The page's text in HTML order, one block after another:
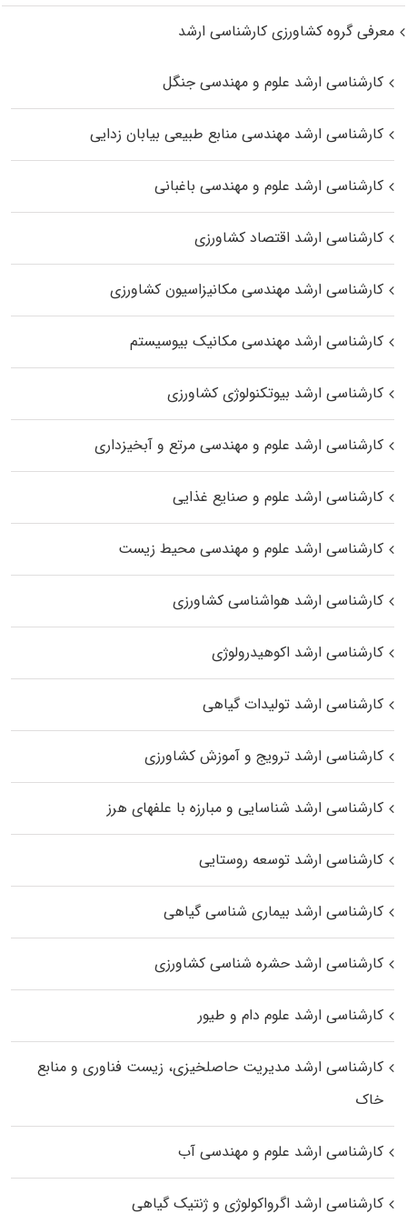
معرفی گروه کشاورزی کارشناسی ارشد
کارشناسی ارشد علوم و مهندسی جنگل
کارشناسی ارشد مهندسی منابع طبیعی بیابان زدایی
کارشناسی ارشد علوم و مهندسی باغبانی
کارشناسی ارشد اقتصاد کشاورزی
کارشناسی ارشد مهندسی مکانیزاسیون کشاورزی
کارشناسی ارشد مهندسی مکانیک بیوسیستم
کارشناسی ارشد بیوتکنولوژی کشاورزی
کارشناسی ارشد علوم و مهندسی مرتع و آبخیزداری
کارشناسی ارشد علوم و صنایع غذایی
کارشناسی ارشد علوم و مهندسی محیط زیست
کارشناسی ارشد هواشناسی کشاورزی
کارشناسی ارشد اکوهیدرولوژی
کارشناسی ارشد تولیدات گیاهی
کارشناسی ارشد ترویج و آموزش کشاورزی
کارشناسی ارشد شناسایی و مبارزه با علفهای هرز
کارشناسی ارشد توسعه روستایی
کارشناسی ارشد بیماری‌ شناسی گیاهی
کارشناسی ارشد حشره‌ شناسی کشاورزی
کارشناسی ارشد علوم دام و طیور
کارشناسی ارشد مدیریت حاصلخیزی، زیست فناوری و منابع
خاک
کارشناسی ارشد علوم و مهندسی آب
کارشناسی ارشد اگرواکولوژی و ژنتیک گیاهی